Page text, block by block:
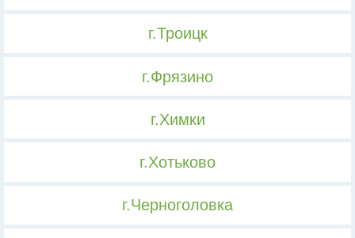
г.Троицк
г.Фрязино
г.Химки
г.Хотьково
г.Черноголовка